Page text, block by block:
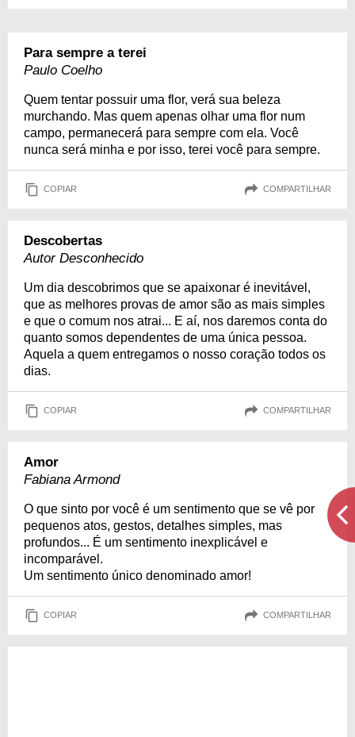
Para sempre a terei
Paulo Coelho
Quem tentar possuir uma flor, verá sua beleza
murchando. Mas quem apenas olhar uma flor num
campo, permanecerá para sempre com ela. Você
nunca será minha e por isso, terei você para sempre.
COPIAR COMPARTILHAR
Descobertas
Autor Desconhecido
Um dia descobrimos que se apaixonar é inevitável,
que as melhores provas de amor são as mais simples
e que o comum nos atrai... E aí, nos daremos conta do
quanto somos dependentes de uma única pessoa.
Aquela a quem entregamos o nosso coração todos os
dias.
COPIAR COMPARTILHAR
Amor
Fabiana Armond
O que sinto por você é um sentimento que se vê por
pequenos atos, gestos, detalhes simples, mas
profundos... É um sentimento inexplicável e
incomparável.
Um sentimento único denominado amor!
COPIAR COMPARTILHAR